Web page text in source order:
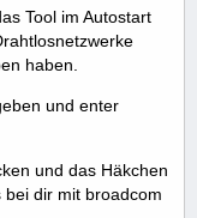
Tool im Autostart
haben.
und enter
und das Häkchen
dir mit broadcom